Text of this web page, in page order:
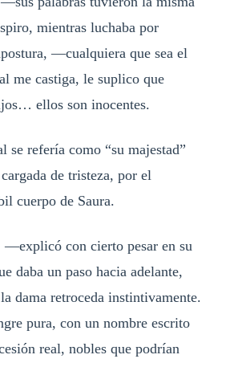
mientras luchaba por
—cualquiera que sea el
me castiga, le suplico que
ellos son inocentes.
se refería como “su majestad”
de tristeza, por el
cuerpo de Saura.
con cierto pesar en su
daba un paso hacia adelante,
dama retroceda instintivamente.
pura, con un nombre escrito
real, nobles que podrían